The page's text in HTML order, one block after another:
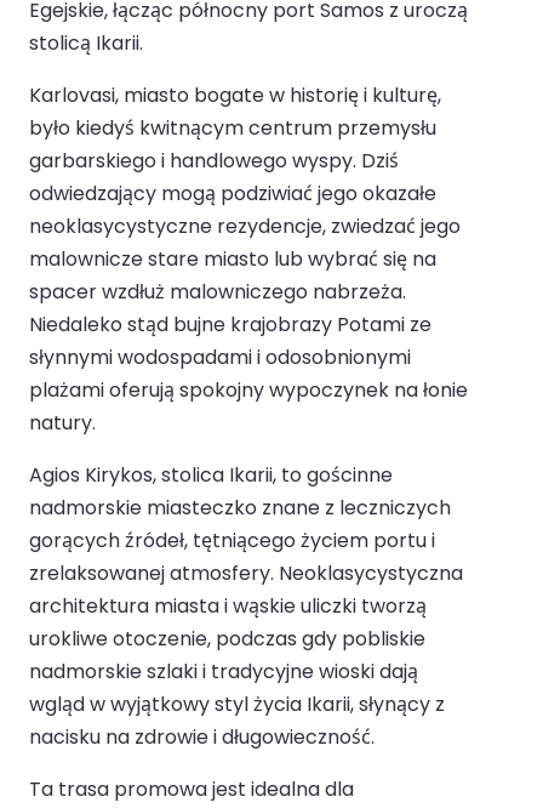
Egejskie, łącząc północny port Samos z uroczą
stolicą Ikarii.
Karlovasi, miasto bogate w historię i kulturę,
było kiedyś kwitnącym centrum przemysłu
garbarskiego i handlowego wyspy. Dziś
odwiedzający mogą podziwiać jego okazałe
neoklasycystyczne rezydencje, zwiedzać jego
malownicze stare miasto lub wybrać się na
spacer wzdłuż malowniczego nabrzeża.
Niedaleko stąd bujne krajobrazy Potami ze
słynnymi wodospadami i odosobnionymi
plażami oferują spokojny wypoczynek na łonie
natury.
Agios Kirykos, stolica Ikarii, to gościnne
nadmorskie miasteczko znane z leczniczych
gorących źródeł, tętniącego życiem portu i
zrelaksowanej atmosfery. Neoklasycystyczna
architektura miasta i wąskie uliczki tworzą
urokliwe otoczenie, podczas gdy pobliskie
nadmorskie szlaki i tradycyjne wioski dają
wgląd w wyjątkowy styl życia Ikarii, słynący z
nacisku na zdrowie i długowieczność.
Ta trasa promowa jest idealna dla